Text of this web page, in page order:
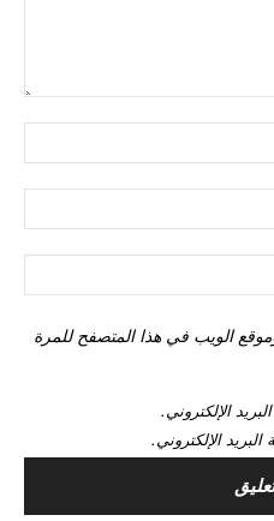
الويب في هذا المتصفح للمرة
الإلكتروني.
الإلكتروني.